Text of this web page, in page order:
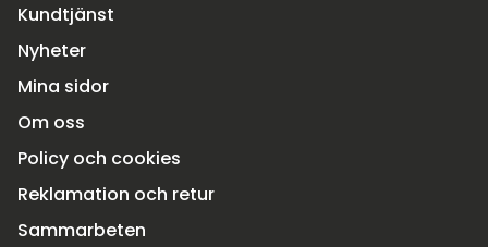
Kundtjänst
Nyheter
Mina sidor
Om oss
Policy och cookies
Reklamation och retur
Sammarbeten